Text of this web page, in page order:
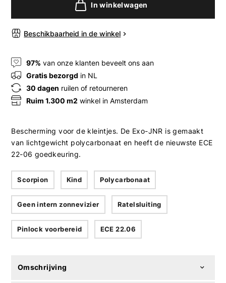
In winkelwagen
Beschikbaarheid in de winkel
97% van onze klanten beveelt ons aan
Gratis bezorgd in NL
30 dagen ruilen of retourneren
Ruim 1.300 m2 winkel in Amsterdam
Bescherming voor de kleintjes. De Exo-JNR is gemaakt
van lichtgewicht polycarbonaat en heeft de nieuwste ECE
22-06 goedkeuring.
Scorpion Kind Polycarbonaat
Geen intern zonnevizier Ratelsluiting
Pinlock voorbereid ECE 22.06
Omschrijving